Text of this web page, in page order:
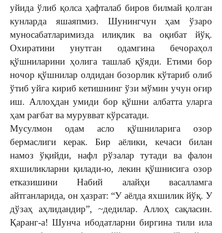
уйида ўлиб қолса ҳафталаб биров билмай қолган
кунларда яшаяпмиз. Шунингчун ҳам ўзаро
муносабатларимизда илиқлик ва оқибат йўқ.
Охиратини унутган одамгина бечораҳол
қўшниларини ҳолига ташлаб қўяди. Етими бор
ночор қўшнилар олдидан бозорлик кўтариб олиб
ўтиб уйга кириб кетишнинг ўзи мўмин учун оғир
иш. Аллоҳдан умиди бор қўшни албатта уларга
ҳам рағбат ва мурувват кўрсатади.
Мусулмон одам асло қўшниларига озор
бермаслиги керак. Бир аёлики, кечаси билан
намоз ўқийди, нафл рўзалар тутади ва фалон
яхшиликларни қилади-ю, лекин қўшнисига озор
етказишини Набий алайҳи васалламга
айтганларида, он ҳазрат: “У аёлда яхшилик йўқ. У
дўзаҳ аҳлидандир”, ~дедилар. Аллоҳ сақласин.
Қаранг-а! Шунча ибодатларни биргина тили ила